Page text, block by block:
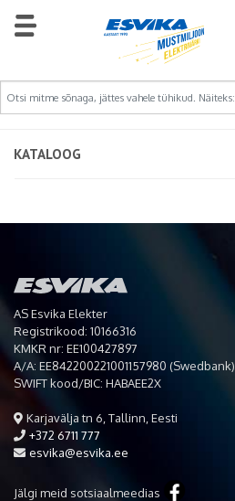
KATALOOG
AS Esvika Elekter
Registrikood: 10166316
KMKR nr: EE100427897
A/A: EE842200221001157980 (Swedbank)
SWIFT kood/BIC: HABAEE2X
Karjavälja tn 6, Tallinn, Eesti
+372 6711 777
esvika@esvika.ee
Jälgi meid sotsiaalmeedias